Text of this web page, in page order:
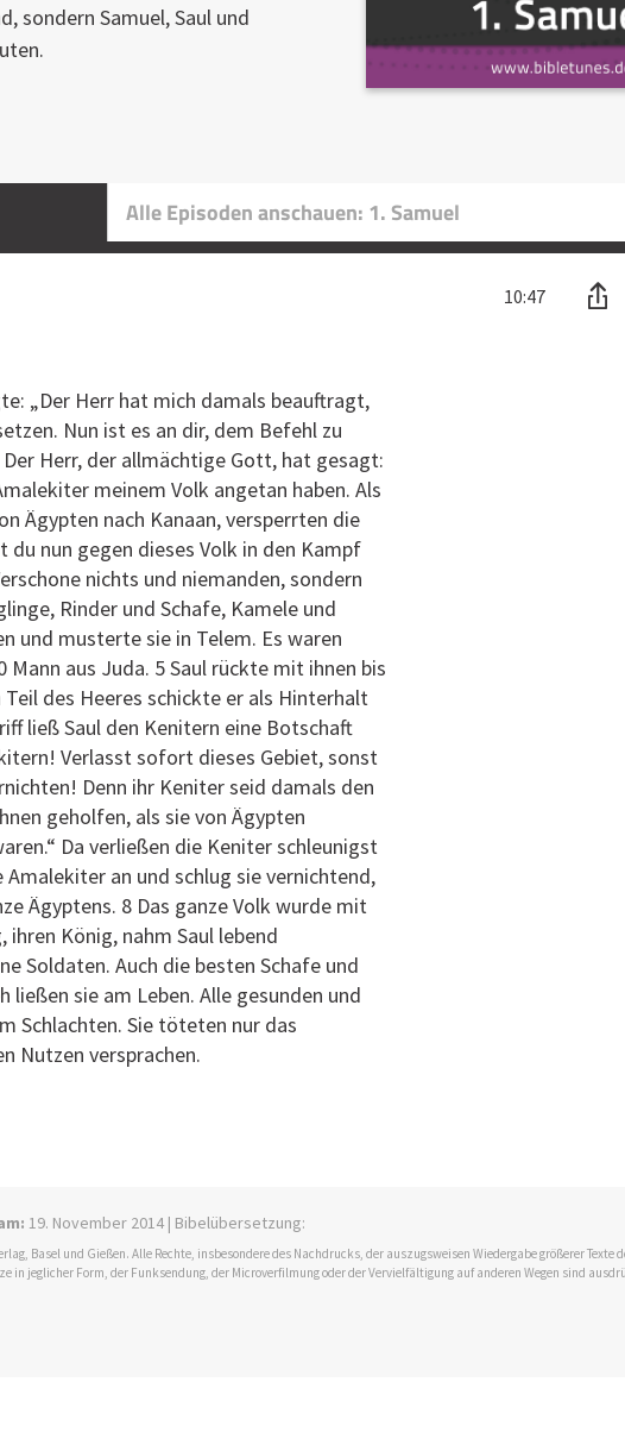
sondern Samuel, Saul und
Alle Episoden anschauen: 1. Samuel
10:47
„Der Herr hat mich damals beauftragt,
Nun ist es an dir, dem Befehl zu
Herr, der allmächtige Gott, hat gesagt:
meinem Volk angetan haben. Als
Ägypten nach Kanaan, versperrten die
nun gegen dieses Volk in den Kampf
nichts und niemanden, sondern
Rinder und Schafe, Kamele und
und musterte sie in Telem. Es waren
Mann aus Juda. 5 Saul rückte mit ihnen bis
des Heeres schickte er als Hinterhalt
ließ Saul den Kenitern eine Botschaft
Verlasst sofort dieses Gebiet, sonst
Denn ihr Keniter seid damals den
geholfen, als sie von Ägypten
Da verließen die Keniter schleunigst
an und schlug sie vernichtend,
Ägyptens. 8 Das ganze Volk wurde mit
König, nahm Saul lebend
Soldaten. Auch die besten Schafe und
ließen sie am Leben. Alle gesunden und
Schlachten. Sie töteten nur das
Nutzen versprachen.
19. November 2014 | Bibelübersetzung:
Basel und Gießen. Alle Rechte, insbesondere des Nachdrucks, der auszugsweisen Wiedergabe größerer Texte
jeglicher Form, der Funksendung, der Microverfilmung oder der Vervielfältigung auf anderen Wegen sind